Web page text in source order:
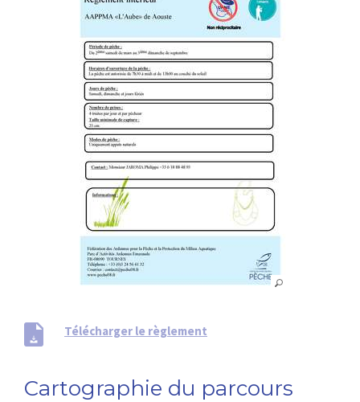
Télécharger le règlement
Cartographie du parcours